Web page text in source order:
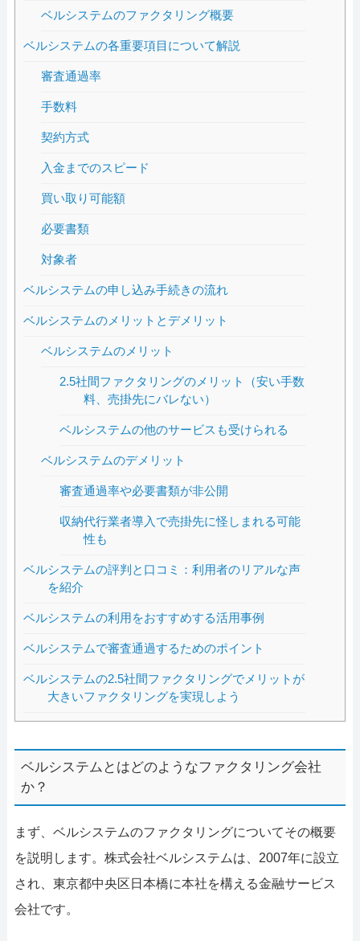
ベルシステムのファクタリング概要
ベルシステムの各重要項目について解説
審査通過率
手数料
契約方式
入金までのスピード
買い取り可能額
必要書類
対象者
ベルシステムの申し込み手続きの流れ
ベルシステムのメリットとデメリット
ベルシステムのメリット
2.5社間ファクタリングのメリット（安い手数
料、売掛先にバレない）
ベルシステムの他のサービスも受けられる
ベルシステムのデメリット
審査通過率や必要書類が非公開
収納代行業者導入で売掛先に怪しまれる可能
性も
ベルシステムの評判と口コミ：利用者のリアルな声
を紹介
ベルシステムの利用をおすすめする活用事例
ベルシステムで審査通過するためのポイント
ベルシステムの2.5社間ファクタリングでメリットが
大きいファクタリングを実現しよう
ベルシステムとはどのようなファクタリング会社
か？
まず、ベルシステムのファクタリングについてその概要
を説明します。株式会社ベルシステムは、2007年に設立
され、東京都中央区日本橋に本社を構える金融サービス
会社です。